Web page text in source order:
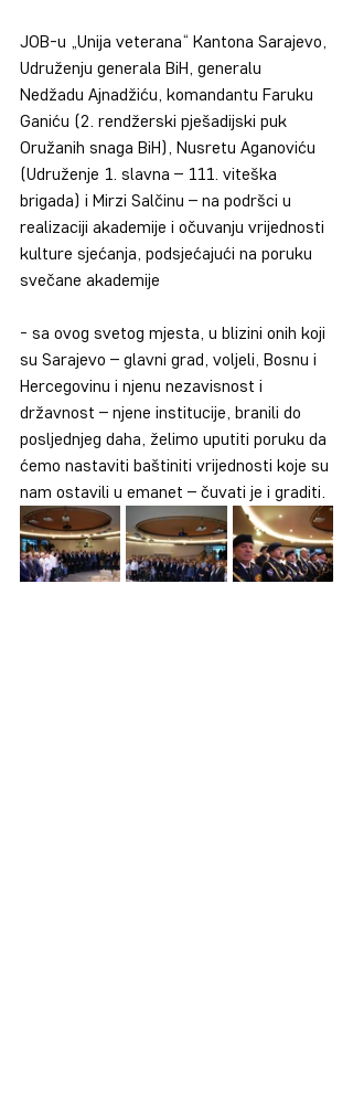
JOB-u „Unija veterana“ Kantona Sarajevo,
Udruženju generala BiH, generalu
Nedžadu Ajnadžiću, komandantu Faruku
Ganiću (2. rendžerski pješadijski puk
Oružanih snaga BiH), Nusretu Aganoviću
(Udruženje 1. slavna – 111. viteška
brigada) i Mirzi Salčinu – na podršci u
realizaciji akademije i očuvanju vrijednosti
kulture sjećanja, podsjećajući na poruku
svečane akademije
- sa ovog svetog mjesta, u blizini onih koji
su Sarajevo – glavni grad, voljeli, Bosnu i
Hercegovinu i njenu nezavisnost i
državnost – njene institucije, branili do
posljednjeg daha, želimo uputiti poruku da
ćemo nastaviti baštiniti vrijednosti koje su
nam ostavili u emanet – čuvati je i graditi.